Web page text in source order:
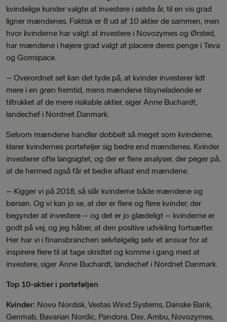
kvindelige kunder valgte at investere i sidste år, til en vis grad
ligner mændenes. Faktisk er 8 ud af 10 aktier de sammen, men
hvor kvinderne har valgt at investere i Novozymes og Ørsted,
har mændene i højere grad valgt at placere deres penge i Teva
og Gomspace.
– Overordnet set kan det tyde på, at kvinder investerer lidt
mere i en grøn fremtid, mens mændene tilsyneladende er
tiltrukket af de mere risikable aktier, siger Anne Buchardt,
landechef i Nordnet Danmark.
Selvom mændene handler dobbelt så meget som kvinderne,
klarer kvindernes porteføljer sig bedre end mændenes. Kvinder
investerer ofte langsigtet, og der er flere analyser, der peger på,
at de hermed også får et bedre afkast end mændene.
– Kigger vi på 2018, så slår kvinderne både mændene og
børsen. Og vi kan jo se, at der er flere og flere kvinder, der
begynder at investere – og det er jo glædeligt – kvinderne er
godt på vej, og jeg håber, at den positive udvikling fortsætter.
Her har vi i finansbranchen selvfølgelig selv et ansvar for at
inspirere flere til at tage skridtet og komme i gang med at
investere, siger Anne Buchardt, landechef i Nordnet Danmark.
Top 10-aktier i porteføljen
Kvinder: Novo Nordisk, Vestas Wind Systems, Danske Bank,
Genmab, Bavarian Nordic, Pandora, Dsv, Ambu, Novozymes,